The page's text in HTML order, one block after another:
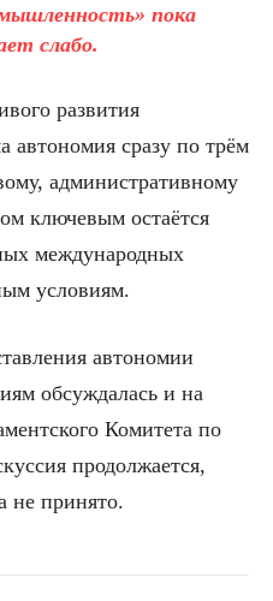
пока
слабо.
развития
автономия сразу по трём
административному
ключевым остаётся
международных
условиям.
автономии
обсуждалась и на
Комитета по
продолжается,
не принято.